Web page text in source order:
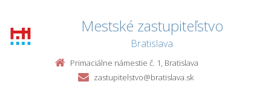
Mestské zastupiteľstvo
Bratislava
Primaciálne námestie č. 1, Bratislava
zastupitelstvo@bratislava.sk